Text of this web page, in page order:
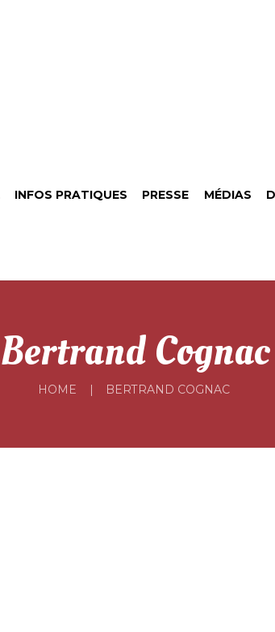
INFOS PRATIQUES PRESSE MÉDIAS
Bertrand Cognac
HOME BERTRAND COGNAC